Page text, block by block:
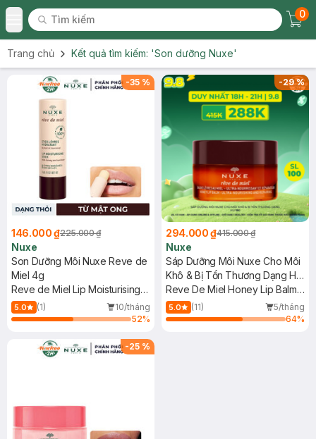
Toggle Menu
Tìm kiếm
Tìm kiếm
0
Trang chủ Kết quả tìm kiếm: 'Son dưỡng Nuxe'
-35 %
146.000 ₫225.000 ₫
Nuxe
Son Dưỡng Môi Nuxe Reve de
Miel 4g
Reve de Miel Lip Moisturising
Stick
5.0 (1)
10/tháng
52%
-29%
294.000 ₫415.000 ₫
Nuxe
Sáp Dưỡng Môi Nuxe Cho Môi
Khô & Bị Tổn Thương Dạng Hũ
15g
Reve De Miel Honey Lip Balm
Ultra-Nourishing And Repairing
5.0 (11)
5/tháng
64%
-25 %